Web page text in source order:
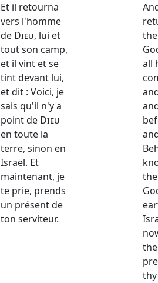
Et il retourna
vers l'homme
de Dieu, lui et
tout son camp,
et il vint et se
tint devant lui,
et dit : Voici, je
sais qu'il n'y a
point de Dieu
en toute la
terre, sinon en
Israël. Et
maintenant, je
te prie, prends
un présent de
ton serviteur.
all